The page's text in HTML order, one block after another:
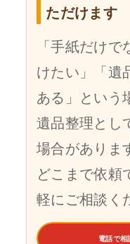
ただけます
「手紙だけ
けたい」「遺
ある」という
遺品整理とし
場合がありま
どこまで依頼
軽にご相談く
電話で